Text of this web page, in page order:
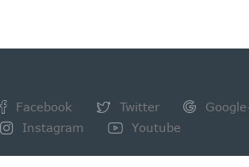
Facebook Twitter
Instagram
Youtube